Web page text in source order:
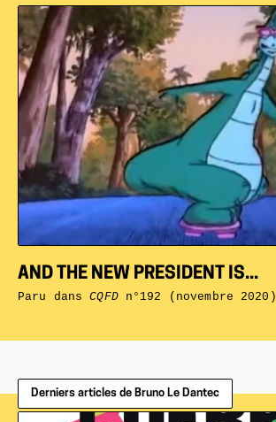
AND THE NEW PRESIDENT IS...
Paru dansCQFDn°192 (novembre 2020)
Derniers articles de Bruno Le Dantec